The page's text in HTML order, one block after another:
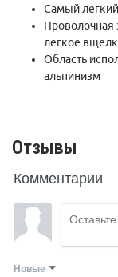
Самый
Проволочная
легкое
Область
альпинизм
Отзывы
Комментарии
Новые